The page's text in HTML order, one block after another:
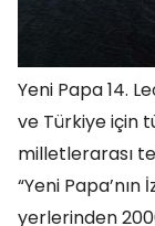
Yeni Papa 14.
ve Türkiye için
milletlerarası
“Yeni
yerlerinden